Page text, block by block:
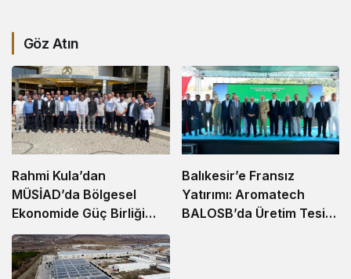
Göz Atın
Rahmi Kula’dan
MÜSİAD’da Bölgesel
Ekonomide Güç Birliği
Çağrısı
Balıkesir’e Fransız
Yatırımı: Aromatech
BALOSB’da Üretim Tesisi